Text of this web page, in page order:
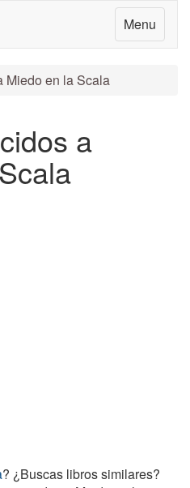
Menu
Miedo en la Scala
a
? ¿Buscas libros similares?